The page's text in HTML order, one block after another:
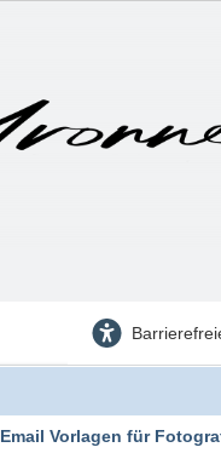
Email Vorlagen für